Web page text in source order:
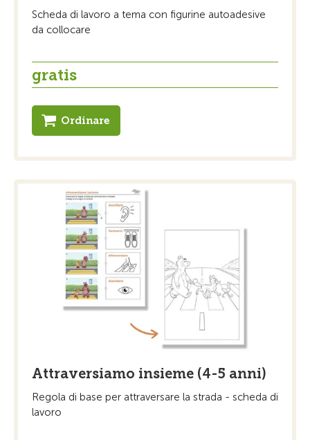
Scheda di lavoro a tema con figurine autoadesive
da collocare
gratis
Ordinare
Attraversiamo insieme (4-5 anni)
Regola di base per attraversare la strada - scheda di
lavoro